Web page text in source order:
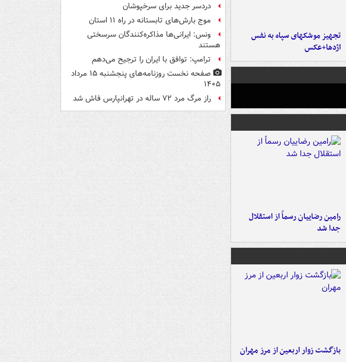
تجهیز موشکهای سپاه به نفس
اژدها+عکس
رامین رضاییان رسماً از استقلال
جدا شد
بازگشت زوار اربعین از مرز مهران
دردسر جدید برای سرخپوشان
موج بارش‌های تابستانه در راه ۱۱ استان
ونس: ایرانی‌ها مذاکره‌کنندگان سرسختی
هستند
ترامپ: توافق با ایران را ترجیح می‌دهم
صفحه نخست روزنامه‌های پنجشنبه ۱۵ مرداد
۱۴۰۵
راز مرگ مرد ۷۲ ساله در تهرانپارس فاش شد